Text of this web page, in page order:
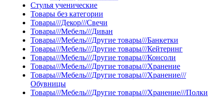
Стулья ученические
Товары без категории
Товары///Декор///Свечи
Товары///Мебель///Диван
Товары///Мебель///Другие товары///Банкетки
Товары///Мебель///Другие товары///Кейтеринг
Товары///Мебель///Другие товары///Консоли
Товары///Мебель///Другие товары///Хранение
Товары///Мебель///Другие товары///Хранение///
Обувницы
Товары///Мебель///Другие товары///Хранение///Полки